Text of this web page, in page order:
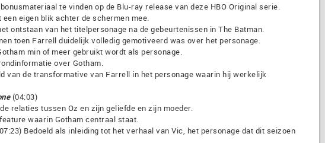
te vinden op de Blu-ray release van deze HBO Original serie.
eigen blik achter de schermen mee.
ontstaan van het titelpersonage na de gebeurtenissen in The Batman.
toen Farrell duidelijk volledig gemotiveerd was over het personage.
min of meer gebruikt wordt als personage.
over Gotham.
van de transformative van Farrell in het personage waarin hij werkelijk
(04:03)
relaties tussen Oz en zijn geliefde en zijn moeder.
waarin Gotham centraal staat.
Bedoeld als inleiding tot het verhaal van Vic, het personage dat dit seizoen